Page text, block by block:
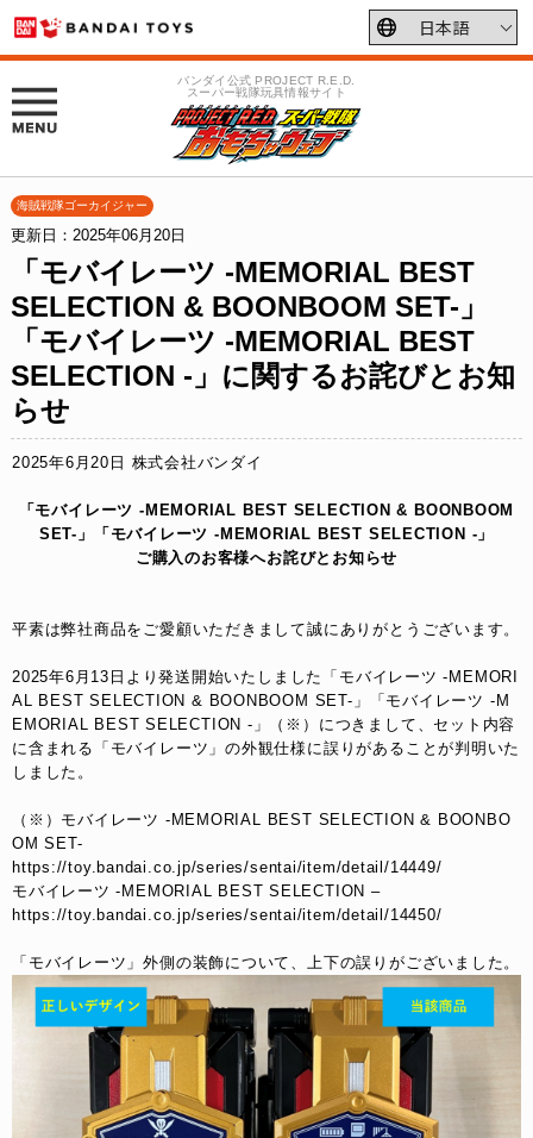
バンダイ公式 PROJECT R.E.D.
スーパー戦隊玩具情報サイト
更新日：2025年06月20日
海賊戦隊ゴーカイジャー
「モバイレーツ -MEMORIAL BEST
SELECTION & BOONBOOM SET-」
「モバイレーツ -MEMORIAL BEST
SELECTION -」に関するお詫びとお知
らせ
2025年6月20日 株式会社バンダイ
「モバイレーツ -MEMORIAL BEST SELECTION & BOONBOOM
SET-」「モバイレーツ -MEMORIAL BEST SELECTION -」
ご購入のお客様へお詫びとお知らせ
平素は弊社商品をご愛顧いただきまして誠にありがとうございます。
2025年6月13日より発送開始いたしました「モバイレーツ -MEMORI
AL BEST SELECTION & BOONBOOM SET-」「モバイレーツ -M
EMORIAL BEST SELECTION -」（※）につきまして、セット内容
に含まれる「モバイレーツ」の外観仕様に誤りがあることが判明いた
しました。
（※）モバイレーツ -MEMORIAL BEST SELECTION & BOONBO
OM SET-
https://toy.bandai.co.jp/series/sentai/item/detail/14449/
モバイレーツ -MEMORIAL BEST SELECTION –
https://toy.bandai.co.jp/series/sentai/item/detail/14450/
「モバイレーツ」外側の装飾について、上下の誤りがございました。